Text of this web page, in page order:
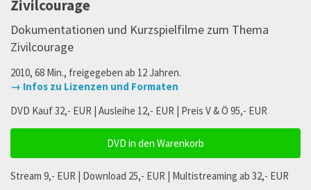
Zivilcourage
Dokumentationen und Kurzspielfilme zum Thema
Zivilcourage
2010, 68 Min., freigegeben ab 12 Jahren.
→ Infos zu Lizenzen und Formaten
DVD Kauf 32,- EUR | Ausleihe 12,- EUR | Preis V & Ö 95,- EUR
DVD in den Warenkorb
Stream 9,- EUR | Download 25,- EUR | Multistreaming ab 32,- EUR